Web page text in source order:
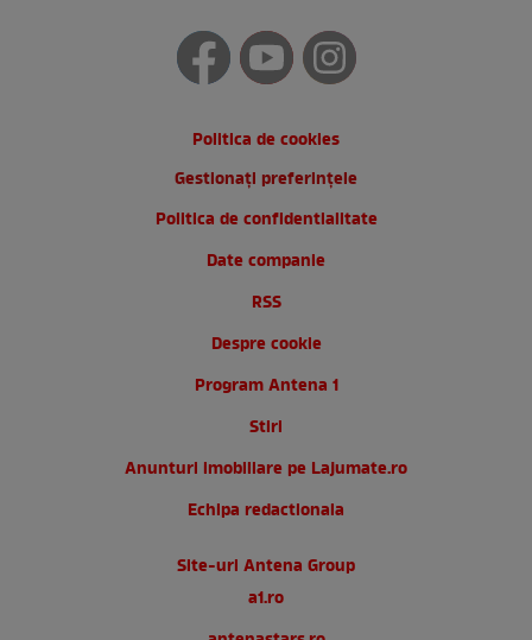
Politica de cookies
Gestionați preferințele
Politica de confidentialitate
Date companie
RSS
Despre cookie
Program Antena 1
Stiri
Anunturi imobiliare pe Lajumate.ro
Echipa redactionala
Site-uri Antena Group
a1.ro